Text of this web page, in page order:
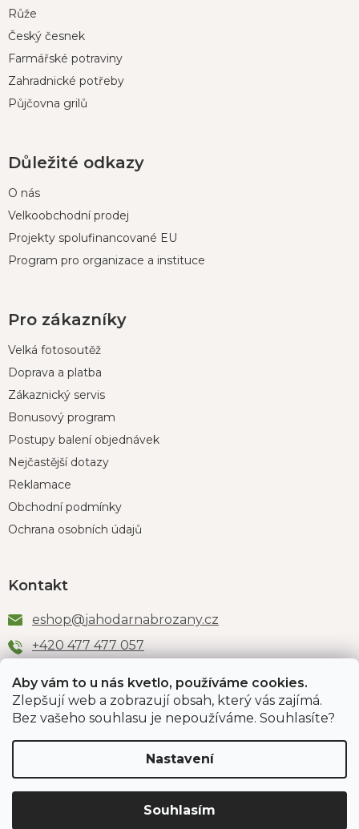
Aby vám to u nás kvetlo, používáme cookies.
Zlepšují web a zobrazují obsah, který vás zajímá.
Bez vašeho souhlasu je nepoužíváme. Souhlasíte?
Nastavení
Souhlasím
Růže
Český česnek
Farmářské potraviny
Zahradnické potřeby
Půjčovna grilů
Důležité odkazy
O nás
Velkoobchodní prodej
Projekty spolufinancované EU
Program pro organizace a instituce
Pro zákazníky
Velká fotosoutěž
Doprava a platba
Zákaznický servis
Bonusový program
Postupy balení objednávek
Nejčastější dotazy
Reklamace
Obchodní podmínky
Ochrana osobních údajů
Kontakt
eshop@jahodarnabrozany.cz
+420 477 477 057
Odběr newsletteru